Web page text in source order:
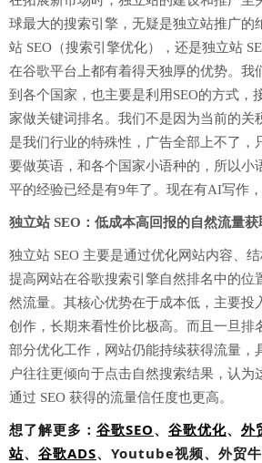
球最大的搜索引擎，无疑是独立站推广的
站 SEO（搜索引擎优化），还是独立站
在谷歌平台上都有着得天独厚的优势。我
到各个国家，也主要是利用SEO的方式，
家做关键词排名。我们不是因为当前的关
是我们行业的特殊性，广告全部上不了，
要做英语，和各个国家小语种的，所以小
平的经验已经是有9年了。现在有AI写作
独立站 SEO：低成本高回报的自然流量获
独立站 SEO 主要是通过优化网站内容、
提高网站在谷歌搜索引擎自然排名中的位
然流量。其核心优势在于成本低，主要投
创作，长期来看性价比极高。而且一旦排
部分优化工作，网站仍能持续获得流量，
户往往更倾向于点击自然搜索结果，认为
通过 SEO 获得的流量信任度也更高。
想了解更多： 谷歌SEO、 谷歌优化、 外
站、 谷歌ADS、Youtube视频、外贸